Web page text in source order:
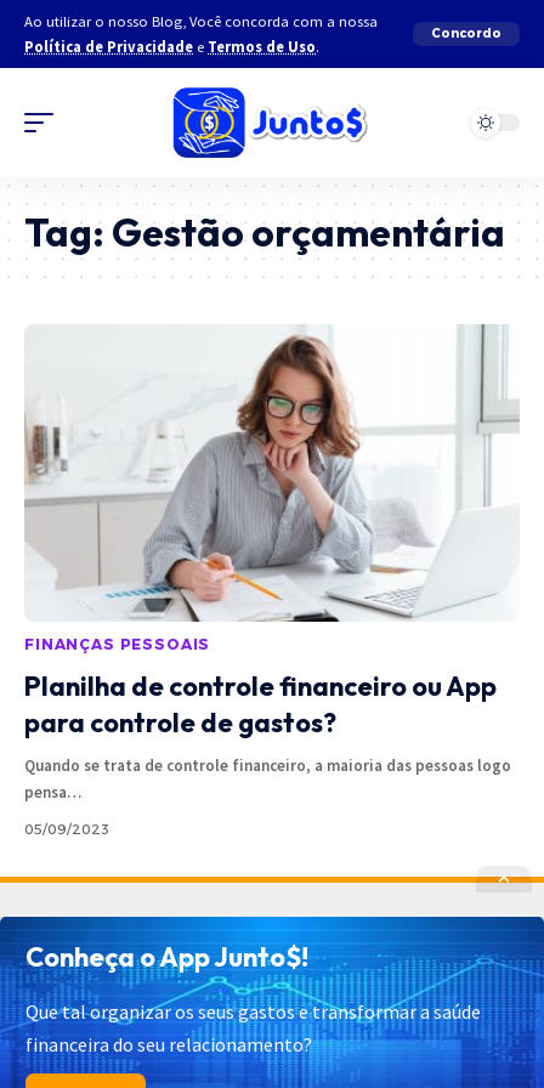
Ao utilizar o nosso Blog, Você concorda com a nossa
Política de Privacidade e Termos de Uso.
Concordo
Tag: Gestão orçamentária
FINANÇAS PESSOAIS
Planilha de controle financeiro ou App
para controle de gastos?
Quando se trata de controle financeiro, a maioria das pessoas logo
pensa…
05/09/2023
Termos de Uso Contato Cadastrar Quem Somos
Conheça o App Junto$!
Que tal organizar os seus gastos e transformar a saúde
financeira do seu relacionamento?